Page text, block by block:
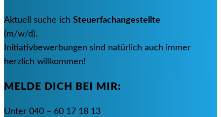
Aktuell suche ich Steuerfachangestellte
(m/w/d).
Initiativbewerbungen sind natürlich auch immer
herzlich willkommen!
MELDE DICH BEI MIR:
Unter 040 – 60 17 18 13